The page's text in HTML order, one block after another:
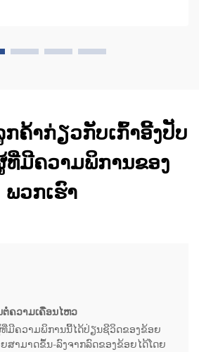
ຄ້າກ່ຽວກັບເກົ້າອີ້ງປັບ
ມີຄວາມພິການຂອງ
ພວກເຮົາ
ຄວາມເຄື່ອນໄຫວ
ມີຄວາມພິການນີ້ໄດ້ປ່ຽນຊີວິດຂອງຂ້ອຍ
ສາມາດຂຶ້ນ-ລົງຈາກລົດຂອງຂ້ອຍໄດ້ໂດຍ